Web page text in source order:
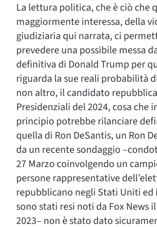
La lettura politica, che è ciò che
maggiormente interessa, della
giudiziaria qui narrata, ci
prevedere una possibile messa
definitiva di Donald Trump per
riguarda la sue reali probabilità
non altro, il candidato
Presidenziali del 2024, cosa che
principio potrebbe rilanciare
quella di Ron DeSantis, un Ron
da un recente sondaggio
27 Marzo coinvolgendo un
persone rappresentative
repubblicano negli Stati Uniti
sono stati resi noti da Fox News
2023– non è stato dato